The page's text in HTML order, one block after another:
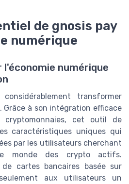
de gnosis pay
numérique
l'économie numérique
transformer
Grâce à son intégration efficace
cet outil de
caractéristiques uniques qui
par les utilisateurs cherchant
monde des crypto actifs.
de cartes bancaires basée sur
aux utilisateurs un